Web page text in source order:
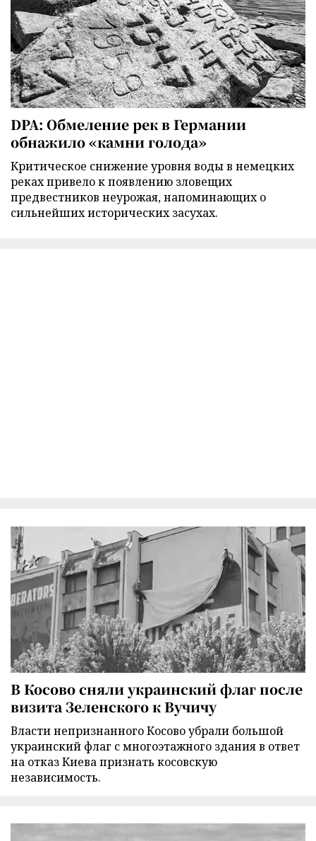
DPA: Обмеление рек в Германии
обнажило «камни голода»
Критическое снижение уровня воды в немецких
реках привело к появлению зловещих
предвестников неурожая, напоминающих о
сильнейших исторических засухах.
В Косово сняли украинский флаг после
визита Зеленского к Вучичу
Власти непризнанного Косово убрали большой
украинский флаг с многоэтажного здания в ответ
на отказ Киева признать косовскую
независимость.